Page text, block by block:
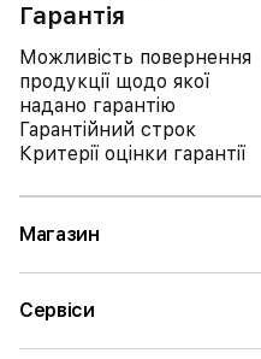
Гарантія
Можливість повернення
продукції щодо якої
надано гарантію
Гарантійний строк
Критерії оцінки гарантії
Магазин
Сервіси